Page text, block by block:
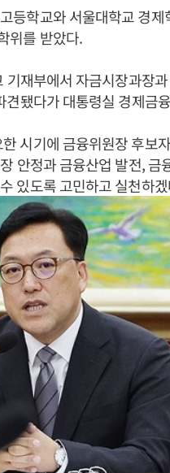
등학교와 서울대학교 경
위를 받았다.
재부에서 자금시장과장
됐다가 대통령실 경제금
시기에 금융위원장 후보
안정과 금융산업 발전, 금
있도록 고민하고 실천하